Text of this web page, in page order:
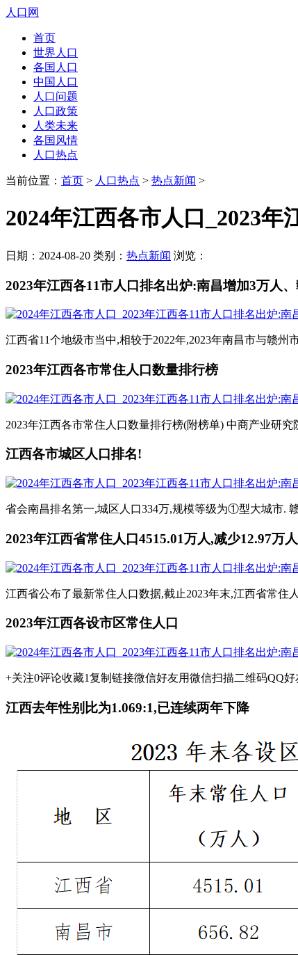
人口网
首页
世界人口
各国人口
中国人口
人口问题
人口政策
人类未来
各国风情
人口热点
当前位置： 首页 > 人口热点 > 热点新闻 >
2024年江西各市人口_2023
日期：2024-08-20 类别： 热点新闻 浏览：
2023年江西各11市人口排名出炉:南昌增加3万人
江西省11个地级市当中,相较于2022年,2023年南昌市与赣
2023年江西各市常住人口数量排行榜
2023年江西各市常住人口数量排行榜(附榜单) 中商产业研究
江西各市城区人口排名!
省会南昌排名第一,城区人口334万,规模等级为①型大城市.
2023年江西省常住人口4515.01万人,减少12.97万
江西省公布了最新常住人口数据,截止2023年末,江西省常住
2023年江西各设市区常住人口
+关注0评论收藏1复制链接微信好友用微信扫描二维码QQ
江西去年性别比为1.069:1,已连续两年下降